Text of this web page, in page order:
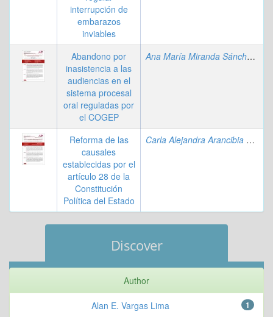
interrupción de
embarazos
inviables
Abandono por
inasistencia a las
audiencias en el
sistema procesal
oral reguladas por
el COGEP
Ana María Miranda Sánchez
Reforma de las
causales
establecidas por el
artículo 28 de la
Constitución
Política del Estado
Carla Alejandra Arancibia Morató
Discover
Author
1
Alan E. Vargas Lima